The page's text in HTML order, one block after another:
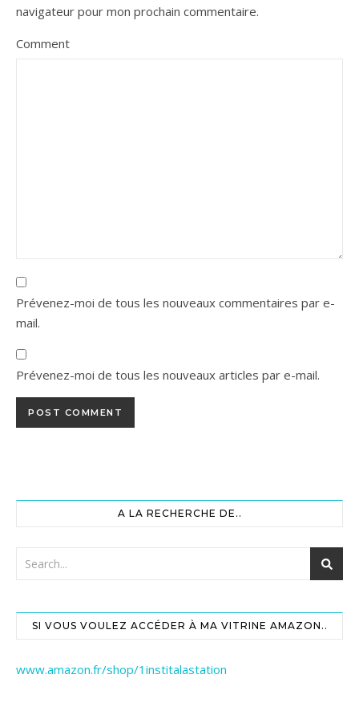
navigateur pour mon prochain commentaire.
Comment
Prévenez-moi de tous les nouveaux commentaires par e-
mail.
Prévenez-moi de tous les nouveaux articles par e-mail.
A LA RECHERCHE DE..
SI VOUS VOULEZ ACCÉDER À MA VITRINE AMAZON..
www.amazon.fr/shop/1institalastation